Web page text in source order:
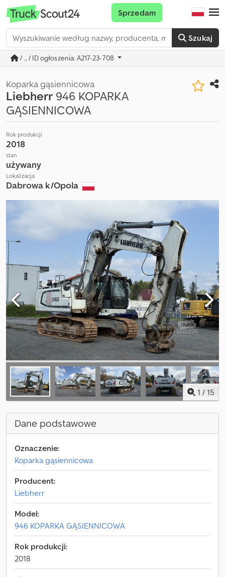
Szukaj
Sprzedam
/ ... / ID ogłoszenia: A217-23-708
Koparka gąsiennicowa
Liebherr 946 KOPARKA
GĄSIENNICOWA
Rok produkcji
2018
stan
używany
Lokalizacja
Dabrowa k/Opola
1 / 15
Dane podstawowe
Oznaczenie:
Koparka gąsiennicowa
Producent:
Liebherr
Model:
946 KOPARKA GĄSIENNICOWA
Rok produkcji:
2018